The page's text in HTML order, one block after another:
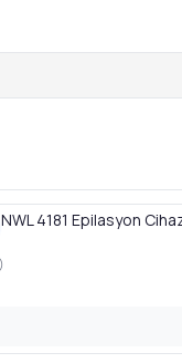
4181 Epilasyon
)